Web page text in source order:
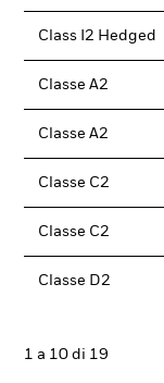
Class I2 Hedged
Classe A2
Classe A2
Classe C2
Classe C2
Classe D2
1 a 10 di 19